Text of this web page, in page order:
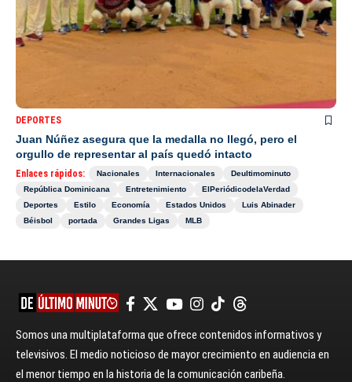
DEPORTES
Juan Núñez asegura que la medalla no llegó, pero el
orgullo de representar al país quedó intacto
Enlaces rápidos: Nacionales Internacionales
Deultimominuto
República Dominicana
Entretenimiento
ElPeriódicodelaVerdad
Deportes
Estilo Economía Estados Unidos
Luis Abinader
Béisbol
portada Grandes Ligas MLB
Somos una multiplataforma que ofrece contenidos informativos y
televisivos. El medio noticioso de mayor crecimiento en audiencia en
el menor tiempo en la historia de la comunicación caribeña.